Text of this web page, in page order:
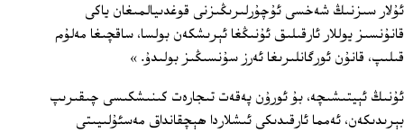
ئۇلار سىزنىڭ شەخسى ئۇچۇرلىرىڭىزنى قوغدىيالمىغان ياكى
قانۇنسىز يوللار ئارقىلىق ئۇنىڭغا ئېرىشكەن بولسا، ساقچىغا مەلۇم
قىلىپ، قانۇن ئورگانلىرىغا ئەرز سۇنسىڭىز بولىدۇ. »
ئۇنىڭ ئېيتىشىچە، بۇ ئورۇن پەقەت تىجارەت كىنىشكىسى چىقىرىپ
بېرىدىكەن، ئەمما ئارقىدىكى ئىشلاردا ھېچقانداق مەسئۇلىيىتى